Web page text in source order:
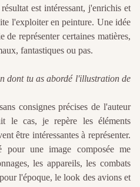
est intéressant, j'enrichis et
l'exploiter en peinture. Une idée
de représenter certaines matières,
fantastiques ou pas.
dont tu as abordé l'illustration de
consignes précises de l'auteur
le cas, je repère les éléments
être intéressantes à représenter.
une image composée me
les appareils, les combats
l'époque, le look des avions et